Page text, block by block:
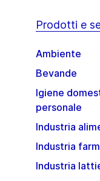
Prodotti e
Ambiente
Bevande
Igiene
personale
Industria
Industria
Industria